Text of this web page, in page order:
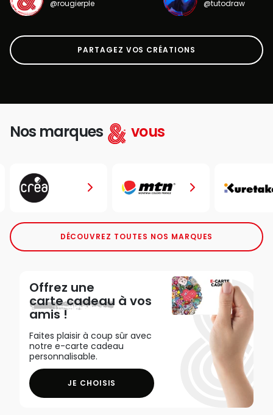
@rougierple
@tutodraw
PARTAGEZ VOS CRÉATIONS
Nos marques vous
DÉCOUVREZ TOUTES NOS MARQUES
Offrez une
carte cadeau à vos
amis !
Faites plaisir à coup sûr avec
notre e-carte cadeau
personnalisable.
JE CHOISIS